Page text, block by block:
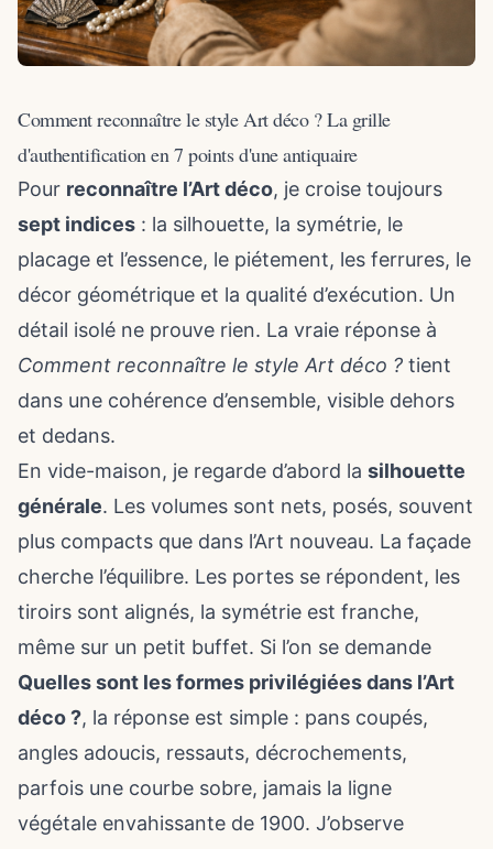
Comment reconnaître le style Art déco ? La grille
d'authentification en 7 points d'une antiquaire
Pour reconnaître l’Art déco, je croise toujours
sept indices : la silhouette, la symétrie, le
placage et l’essence, le piétement, les ferrures, le
décor géométrique et la qualité d’exécution. Un
détail isolé ne prouve rien. La vraie réponse à
Comment reconnaître le style Art déco ? tient
dans une cohérence d’ensemble, visible dehors
et dedans.
En vide-maison, je regarde d’abord la silhouette
générale. Les volumes sont nets, posés, souvent
plus compacts que dans l’Art nouveau. La façade
cherche l’équilibre. Les portes se répondent, les
tiroirs sont alignés, la symétrie est franche,
même sur un petit buffet. Si l’on se demande
Quelles sont les formes privilégiées dans l’Art
déco ?, la réponse est simple : pans coupés,
angles adoucis, ressauts, décrochements,
parfois une courbe sobre, jamais la ligne
végétale envahissante de 1900. J’observe